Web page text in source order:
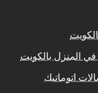
المنزل بالكويت
اتوماتيك